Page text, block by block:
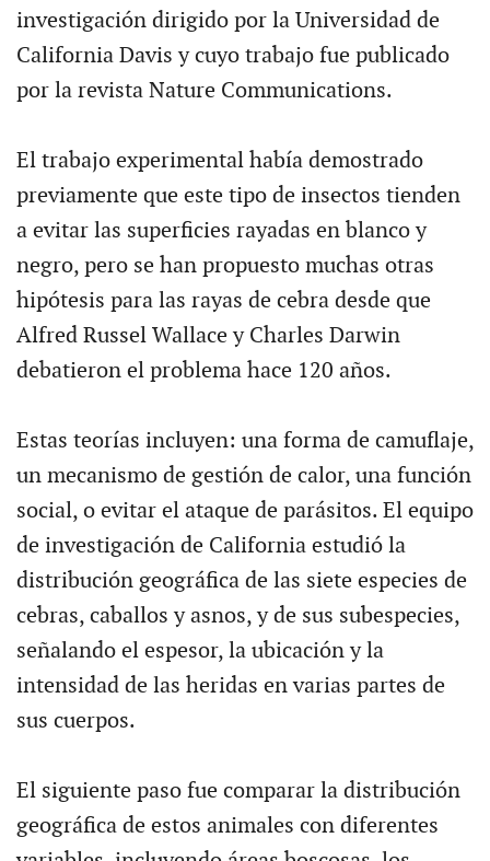
investigación dirigido por la Universidad de
California Davis y cuyo trabajo fue publicado
por la revista Nature Communications.
El trabajo experimental había demostrado
previamente que este tipo de insectos tienden
a evitar las superficies rayadas en blanco y
negro, pero se han propuesto muchas otras
hipótesis para las rayas de cebra desde que
Alfred Russel Wallace y Charles Darwin
debatieron el problema hace 120 años.
Estas teorías incluyen: una forma de camuflaje,
un mecanismo de gestión de calor, una función
social, o evitar el ataque de parásitos. El equipo
de investigación de California estudió la
distribución geográfica de las siete especies de
cebras, caballos y asnos, y de sus subespecies,
señalando el espesor, la ubicación y la
intensidad de las heridas en varias partes de
sus cuerpos.
El siguiente paso fue comparar la distribución
geográfica de estos animales con diferentes